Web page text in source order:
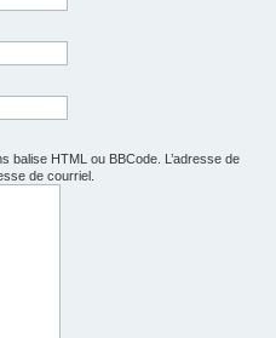
balise HTML ou BBCode. L’adresse de
de courriel.